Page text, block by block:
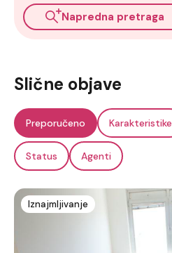
Napredna pretraga
Slične objave
Preporučeno Karakteristike
Status Agenti
Iznajmljivanje